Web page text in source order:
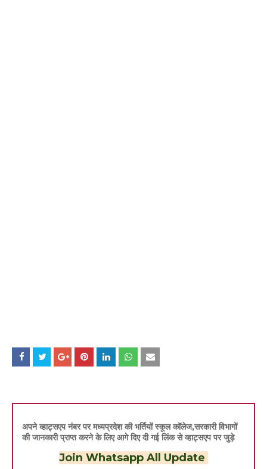
अपने व्हाट्सएप नंबर पर मध्यप्रदेश की भर्तियों स्कूल कॉलेज,सरकारी विभागों
की जानकारी प्राप्त करने के लिए आगे दिए दी गई लिंक से व्हाट्सएप पर जुड़े
Join Whatsapp All Update